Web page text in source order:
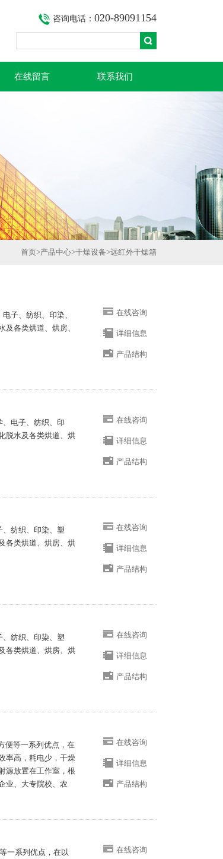
咨询电话： 020-89091154
在线留言 联系我们
首页>产品中心>干燥设备>远红外干燥箱
子、纺织、印染、
各类烘道、烘房、
在线咨询
详细信息
产品结构
、电子、纺织、印
脱水及各类烘道、烘
在线咨询
详细信息
产品结构
、纺织、印染、塑
各类烘道、烘房、烘
在线咨询
详细信息
产品结构
、纺织、印染、塑
各类烘道、烘房、烘
在线咨询
详细信息
产品结构
便等一系列优点，在
率高，耗电少，干燥
源放置在工作室，根
业、大专院校、农
在线咨询
详细信息
产品结构
一系列优点，在以
在线咨询